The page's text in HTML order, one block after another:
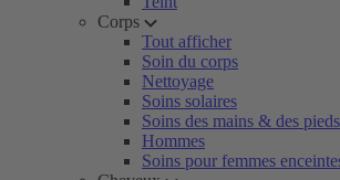
Corps
Tout afficher
Soin du corps
Nettoyage
Soins solaires
Soins des mains & des pieds
Hommes
Soins pour femmes